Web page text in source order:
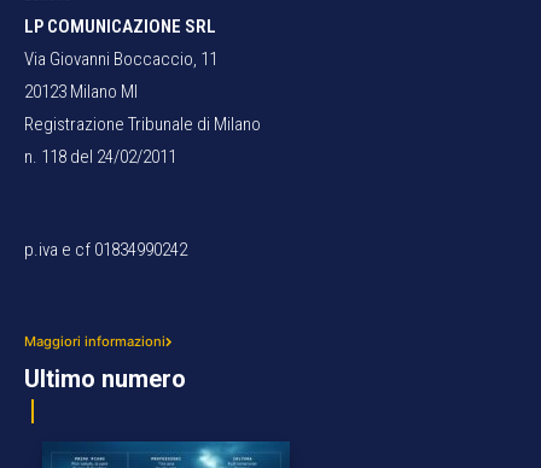
LP COMUNICAZIONE SRL
Via Giovanni Boccaccio, 11
20123 Milano MI
Registrazione Tribunale di Milano
n. 118 del 24/02/2011
p.iva e cf 01834990242
Maggiori informazioni
Ultimo numero